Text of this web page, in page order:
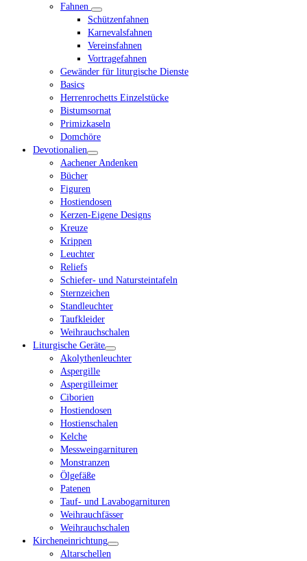
Fahnen
Schützenfahnen
Karnevalsfahnen
Vereinsfahnen
Vortragefahnen
Gewänder für liturgische Dienste
Basics
Herrenrochetts Einzelstücke
Bistumsornat
Primizkaseln
Domchöre
Devotionalien
Aachener Andenken
Bücher
Figuren
Hostiendosen
Kerzen-Eigene Designs
Kreuze
Krippen
Leuchter
Reliefs
Schiefer- und Natursteintafeln
Sternzeichen
Standleuchter
Taufkleider
Weihrauchschalen
Liturgische Geräte
Akolythenleuchter
Aspergille
Aspergilleimer
Ciborien
Hostiendosen
Hostienschalen
Kelche
Messweingarnituren
Monstranzen
Ölgefäße
Patenen
Tauf- und Lavabogarnituren
Weihrauchfässer
Weihrauchschalen
Kircheneinrichtung
Altarschellen